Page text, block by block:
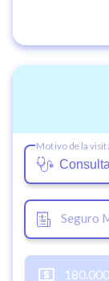
Motivo de la
Seguro
180.000